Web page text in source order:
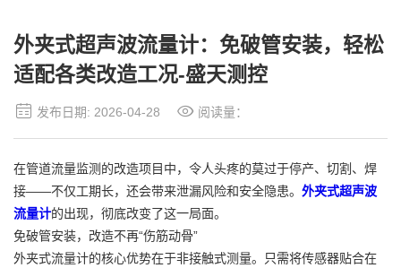
外夹式超声波流量计：免破管安装，轻松
适配各类改造工况-盛天测控
发布日期: 2026-04-28 阅读量：
在管道流量监测的改造项目中，令人头疼的莫过于停产、切割、焊
接——不仅工期长，还会带来泄漏风险和安全隐患。 外夹式超声波
流量计的出现，彻底改变了这一局面。
免破管安装，改造不再“伤筋动骨”
外夹式流量计的核心优势在于非接触式测量。只需将传感器贴合在